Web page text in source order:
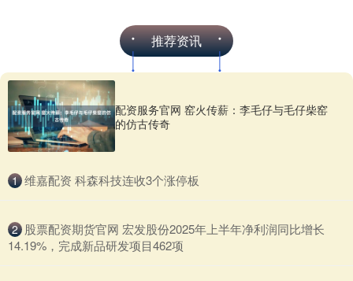
推荐资讯
配资服务官网 窑火传薪：李毛仔与毛仔柴窑
的仿古传奇
1 ​维嘉配资 科森科技连收3个涨停板
2 ​股票配资期货官网 宏发股份2025年上半年净利润同比增长
14.19%，完成新品研发项目462项